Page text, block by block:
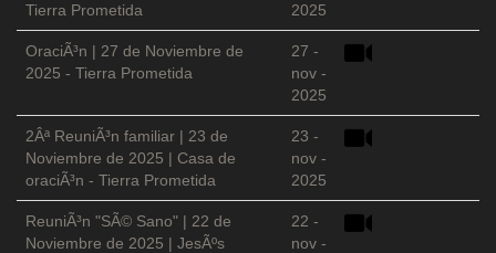
Tierra Prometida
2025
OraciÃ³n | 27 de Noviembre de
2025 - Tierra Prometida
27 -
nov -
2025
2Âª ReuniÃ³n familiar | 23 de
Noviembre de 2025 | Casa de
oraciÃ³n - Tierra Prometida
23 -
nov -
2025
ReuniÃ³n "SÃ© Sano" | 22 de
Noviembre de 2025 | JesÃºs
22 -
nov -